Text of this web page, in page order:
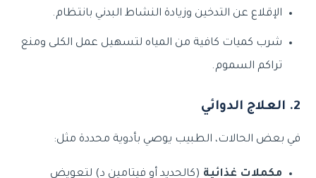
الإقلاع عن التدخين وزيادة النشاط البدني بانتظام.
شرب كميات كافية من المياه لتسهيل عمل الكلى ومنع
تراكم السموم.
2. العلاج الدوائي
في بعض الحالات، الطبيب يوصي بأدوية محددة مثل:
مكملات غذائية (كالحديد أو فيتامين د) لتعويض